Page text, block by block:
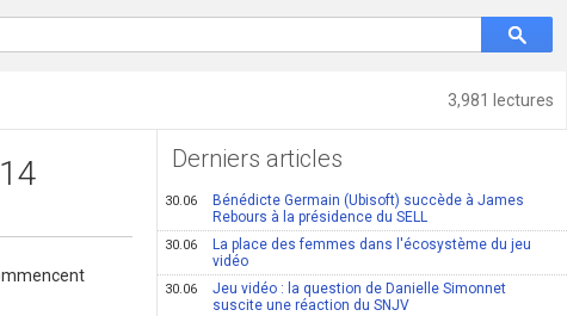
3,981 lectures
Derniers articles
30.06
Bénédicte Germain (Ubisoft) succède à James
Rebours à la présidence du SELL
30.06
La place des femmes dans l'écosystème du jeu
vidéo
30.06
Jeu vidéo : la question de Danielle Simonnet
suscite une réaction du SNJV